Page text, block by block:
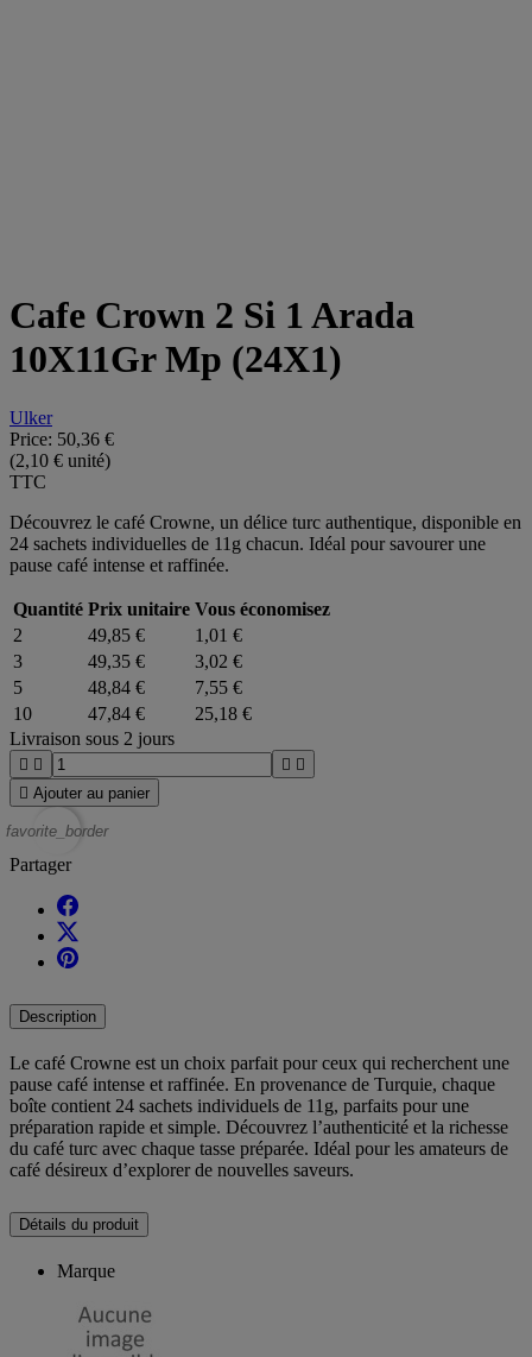
Cafe Crown 2 Si 1 Arada
10X11Gr Mp (24X1)
Ulker
Price: 50,36 €
(2,10 € unité)
TTC
Découvrez le café Crowne, un délice turc authentique, disponible en
24 sachets individuelles de 11g chacun. Idéal pour savourer une
pause café intense et raffinée.
Quantité Prix unitaire Vous économisez
2
49,85 €
1,01 €
3
49,35 €
3,02 €
5
48,84 €
7,55 €
10
47,84 €
25,18 €
Livraison sous 2 jours
   
 Ajouter au panier
favorite_border
Partager
Description
Le café Crowne est un choix parfait pour ceux qui recherchent une
pause café intense et raffinée. En provenance de Turquie, chaque
boîte contient 24 sachets individuels de 11g, parfaits pour une
préparation rapide et simple. Découvrez l’authenticité et la richesse
du café turc avec chaque tasse préparée. Idéal pour les amateurs de
café désireux d’explorer de nouvelles saveurs.
Détails du produit
Marque